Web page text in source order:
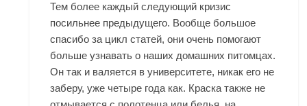
Тем более каждый следующий кризис
посильнее предыдущего. Вообще большое
спасибо за цикл статей, они очень помогают
больше узнавать о наших домашних питомцах.
Он так и валяется в университете, никак его не
заберу, уже четыре года как. Краска также не